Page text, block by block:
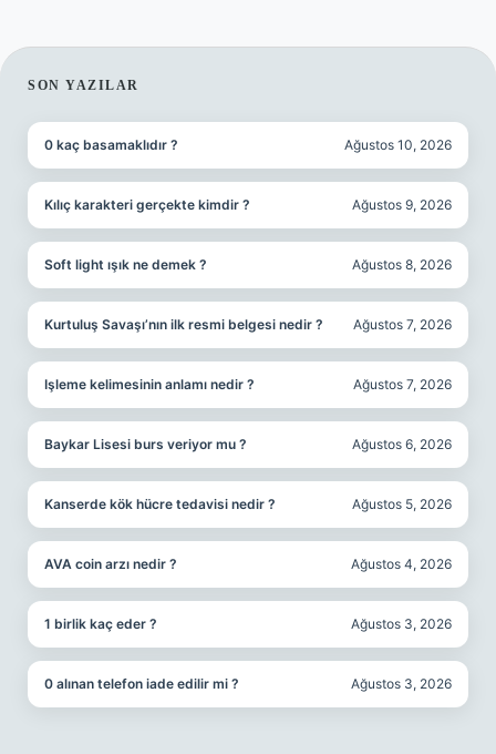
SIDEBAR
SON YAZILAR
0 kaç basamaklıdır ? Ağustos 10, 2026
Kılıç karakteri gerçekte kimdir ? Ağustos 9, 2026
Soft light ışık ne demek ? Ağustos 8, 2026
Kurtuluş Savaşı’nın ilk resmi belgesi nedir ? Ağustos 7, 2026
Işleme kelimesinin anlamı nedir ? Ağustos 7, 2026
Baykar Lisesi burs veriyor mu ? Ağustos 6, 2026
Kanserde kök hücre tedavisi nedir ? Ağustos 5, 2026
AVA coin arzı nedir ? Ağustos 4, 2026
1 birlik kaç eder ? Ağustos 3, 2026
0 alınan telefon iade edilir mi ? Ağustos 3, 2026